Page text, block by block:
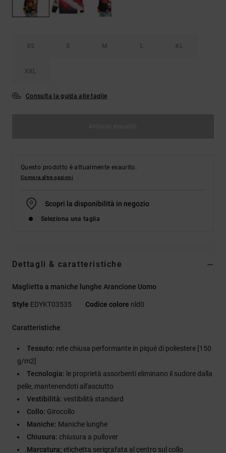
Cinture e
risposte
Consulta
XS S M L XL
XXL
Consulta la guida alle taglie
Questo prodotto è attualmente esaurito.
Compra altre opzioni
Scopri la disponibilità in negozio
Seleziona una taglia
Dettagli & caratteristiche
Maglietta a maniche lunghe Arancione Uomo
Style EDYKT03535 Codice colore nld0
Caratteristiche
Tessuto: rete chiusa performante in piqué di poliestere [150
g/m2]
Tecnologia: le proprietà assorbenti eliminano il sudore dalla
pelle, mantenendoti all'asciutto
Vestibilità: vestibilità standard
Collo: Girocollo
Maniche: Maniche lunghe
Chiusura: chiusura a pullover
Marcatura: etichetta serigrafata al centro sul collo